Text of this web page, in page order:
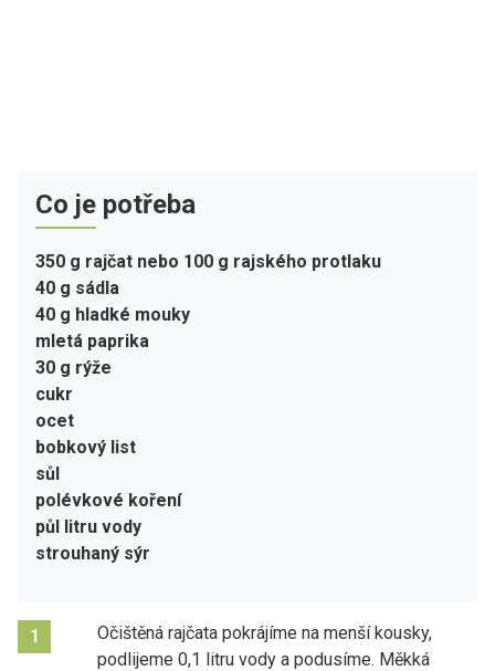
Co je potřeba
350 g rajčat nebo 100 g rajského protlaku
40 g sádla
40 g hladké mouky
mletá paprika
30 g rýže
cukr
ocet
bobkový list
sůl
polévkové koření
půl litru vody
strouhaný sýr
1
Očištěná rajčata pokrájíme na menší kousky,
podlijeme 0,1 litru vody a podusíme. Měkká